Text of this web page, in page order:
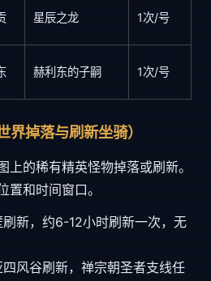
星辰之龙 1次/号
赫利东的子嗣 1次/号
掉落与刷新坐骑）
上的稀有精英怪物掉落或刷新。
置和时间窗口。
刷新，约6-12小时刷新一次，无
四风谷刷新，禅宗朝圣者支线任